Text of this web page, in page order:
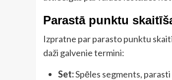
Parastā punktu
Izpratne par parasto punktu
daži galvenie termini:
Set:Spēles segments,